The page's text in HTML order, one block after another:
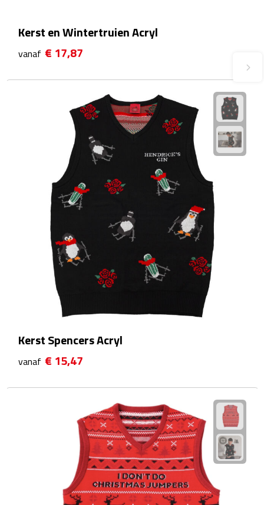
Drinkwaren
Drinkbekers
Plastic bekers
Thermosbekers
Drinkflessen
Opvouwbare drinkfles
Drinkflessen met karabijnhaak
Sportflessen
Thermosflessen
Drinkglazen
Glazen & karaffen
Dubbelwandige glazen
Kerst en Wintertruien Acryl
vanaf € 17,87
Kerst Spencers Acryl
vanaf € 15,47